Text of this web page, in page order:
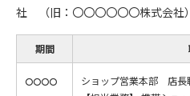
社 （旧：〇〇〇〇〇〇株式会社）
期間
〇〇〇〇
ショップ営業本部 店長